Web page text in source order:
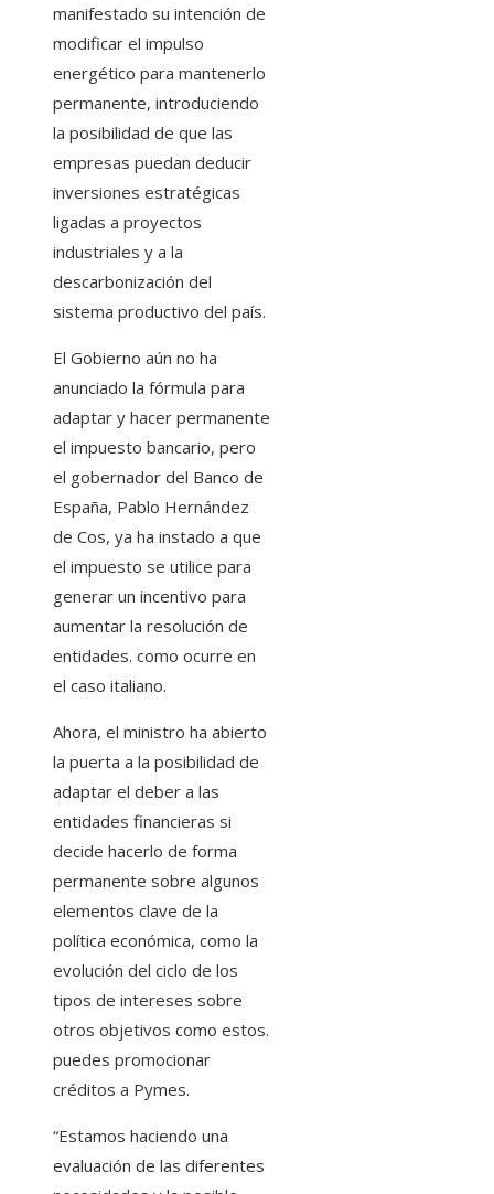
manifestado su intención de
modificar el impulso
energético para mantenerlo
permanente, introduciendo
la posibilidad de que las
empresas puedan deducir
inversiones estratégicas
ligadas a proyectos
industriales y a la
descarbonización del
sistema productivo del país.
El Gobierno aún no ha
anunciado la fórmula para
adaptar y hacer permanente
el impuesto bancario, pero
el gobernador del Banco de
España, Pablo Hernández
de Cos, ya ha instado a que
el impuesto se utilice para
generar un incentivo para
aumentar la resolución de
entidades. como ocurre en
el caso italiano.
Ahora, el ministro ha abierto
la puerta a la posibilidad de
adaptar el deber a las
entidades financieras si
decide hacerlo de forma
permanente sobre algunos
elementos clave de la
política económica, como la
evolución del ciclo de los
tipos de intereses sobre
otros objetivos como estos.
puedes promocionar
créditos a Pymes.
“Estamos haciendo una
evaluación de las diferentes